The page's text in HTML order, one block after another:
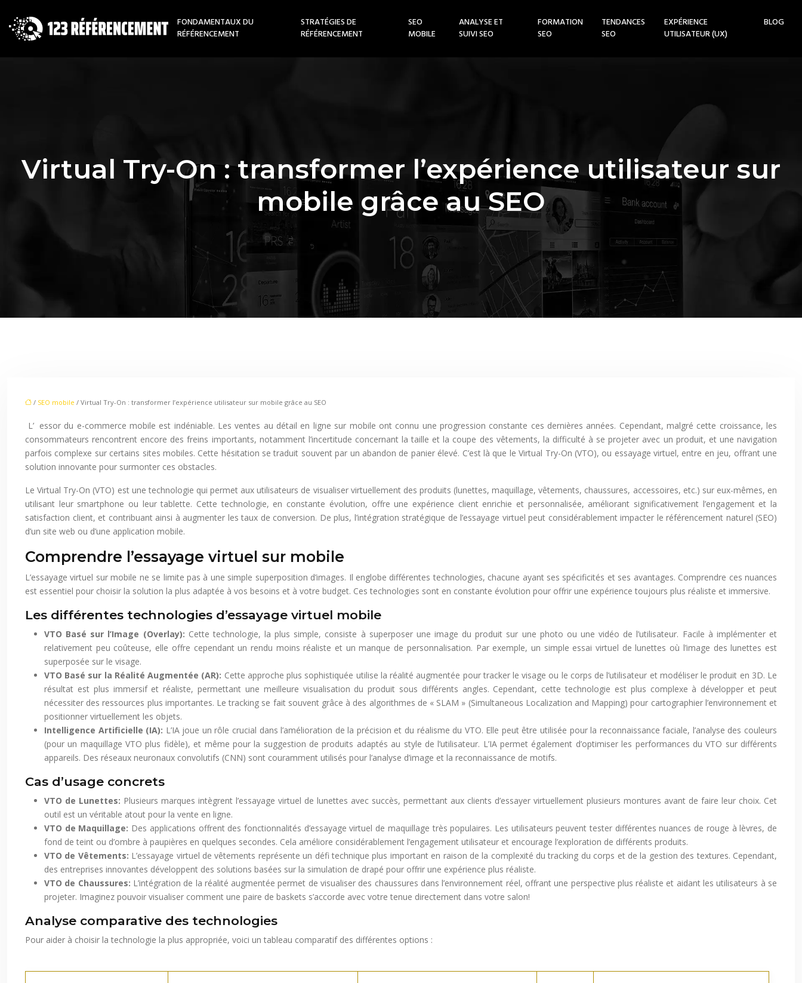
FONDAMENTAUX DU
RÉFÉRENCEMENT
STRATÉGIES DE
RÉFÉRENCEMENT
SEO
MOBILE
ANALYSE ET
SUIVI SEO
FORMATION
SEO
TENDANCES
SEO
EXPÉRIENCE
UTILISATEUR (UX)
BLOG
Virtual Try-On : transformer l’expérience utilisateur sur
mobile grâce au SEO
/ SEO mobile / Virtual Try-On : transformer l’expérience utilisateur sur mobile grâce au SEO
L’essor du e-commerce mobile est indéniable. Les ventes au détail en ligne sur mobile ont connu une progression constante ces dernières années. Cependant, malgré cette croissance, les
consommateurs rencontrent encore des freins importants, notamment l’incertitude concernant la taille et la coupe des vêtements, la difficulté à se projeter avec un produit, et une navigation
parfois complexe sur certains sites mobiles. Cette hésitation se traduit souvent par un abandon de panier élevé. C’est là que le Virtual Try-On (VTO), ou essayage virtuel, entre en jeu, offrant une
solution innovante pour surmonter ces obstacles.
Le Virtual Try-On (VTO) est une technologie qui permet aux utilisateurs de visualiser virtuellement des produits (lunettes, maquillage, vêtements, chaussures, accessoires, etc.) sur eux-mêmes, en
utilisant leur smartphone ou leur tablette. Cette technologie, en constante évolution, offre une expérience client enrichie et personnalisée, améliorant significativement l’engagement et la
satisfaction client, et contribuant ainsi à augmenter les taux de conversion. De plus, l’intégration stratégique de l’essayage virtuel peut considérablement impacter le référencement naturel (SEO)
d’un site web ou d’une application mobile.
Comprendre l’essayage virtuel sur mobile
L’essayage virtuel sur mobile ne se limite pas à une simple superposition d’images. Il englobe différentes technologies, chacune ayant ses spécificités et ses avantages. Comprendre ces nuances
est essentiel pour choisir la solution la plus adaptée à vos besoins et à votre budget. Ces technologies sont en constante évolution pour offrir une expérience toujours plus réaliste et immersive.
Les différentes technologies d’essayage virtuel mobile
VTO Basé sur l’Image (Overlay): Cette technologie, la plus simple, consiste à superposer une image du produit sur une photo ou une vidéo de l’utilisateur. Facile à implémenter et
relativement peu coûteuse, elle offre cependant un rendu moins réaliste et un manque de personnalisation. Par exemple, un simple essai virtuel de lunettes où l’image des lunettes est
superposée sur le visage.
VTO Basé sur la Réalité Augmentée (AR): Cette approche plus sophistiquée utilise la réalité augmentée pour tracker le visage ou le corps de l’utilisateur et modéliser le produit en 3D. Le
résultat est plus immersif et réaliste, permettant une meilleure visualisation du produit sous différents angles. Cependant, cette technologie est plus complexe à développer et peut
nécessiter des ressources plus importantes. Le tracking se fait souvent grâce à des algorithmes de « SLAM » (Simultaneous Localization and Mapping) pour cartographier l’environnement et
positionner virtuellement les objets.
Intelligence Artificielle (IA): L’IA joue un rôle crucial dans l’amélioration de la précision et du réalisme du VTO. Elle peut être utilisée pour la reconnaissance faciale, l’analyse des couleurs
(pour un maquillage VTO plus fidèle), et même pour la suggestion de produits adaptés au style de l’utilisateur. L’IA permet également d’optimiser les performances du VTO sur différents
appareils. Des réseaux neuronaux convolutifs (CNN) sont couramment utilisés pour l’analyse d’image et la reconnaissance de motifs.
Cas d’usage concrets
VTO de Lunettes: Plusieurs marques intègrent l’essayage virtuel de lunettes avec succès, permettant aux clients d’essayer virtuellement plusieurs montures avant de faire leur choix. Cet
outil est un véritable atout pour la vente en ligne.
VTO de Maquillage: Des applications offrent des fonctionnalités d’essayage virtuel de maquillage très populaires. Les utilisateurs peuvent tester différentes nuances de rouge à lèvres, de
fond de teint ou d’ombre à paupières en quelques secondes. Cela améliore considérablement l’engagement utilisateur et encourage l’exploration de différents produits.
VTO de Vêtements: L’essayage virtuel de vêtements représente un défi technique plus important en raison de la complexité du tracking du corps et de la gestion des textures. Cependant,
des entreprises innovantes développent des solutions basées sur la simulation de drapé pour offrir une expérience plus réaliste.
VTO de Chaussures: L’intégration de la réalité augmentée permet de visualiser des chaussures dans l’environnement réel, offrant une perspective plus réaliste et aidant les utilisateurs à se
projeter. Imaginez pouvoir visualiser comment une paire de baskets s’accorde avec votre tenue directement dans votre salon!
Analyse comparative des technologies
Pour aider à choisir la technologie la plus appropriée, voici un tableau comparatif des différentes options :